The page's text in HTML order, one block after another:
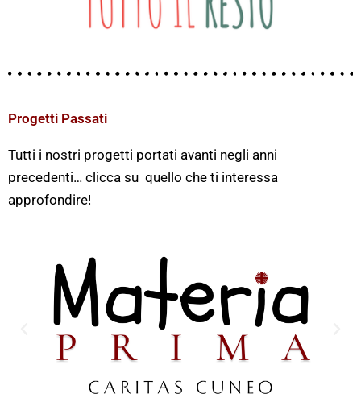
Progetti Passati
Tutti i nostri progetti portati avanti negli anni
precedenti… clicca su quello che ti interessa
approfondire!